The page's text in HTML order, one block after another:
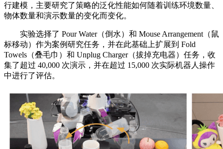
行建模，主要研究了策略的泛化性能如何随着训练环境数量、
物体数量和演示数量的变化而变化。
实验选择了 Pour Water（倒水）和 Mouse Arrangement（鼠
标移动）作为案例研究任务，并在此基础上扩展到 Fold
Towels（叠毛巾）和 Unplug Charger（拔掉充电器）任务，收
集了超过 40,000 次演示，并在超过 15,000 次实际机器人操作
中进行了评估。